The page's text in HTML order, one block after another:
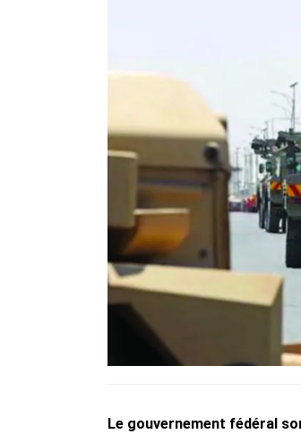
Le gouvernement fédéral